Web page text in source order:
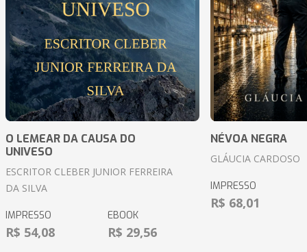
O LEMEAR DA CAUSA DO
UNIVESO
ESCRITOR CLEBER JUNIOR FERREIRA
DA SILVA
IMPRESSO
R$ 54,08
EBOOK
R$ 29,56
NÉVOA NEGRA
GLÁUCIA CARDOSO
IMPRESSO
R$ 68,01